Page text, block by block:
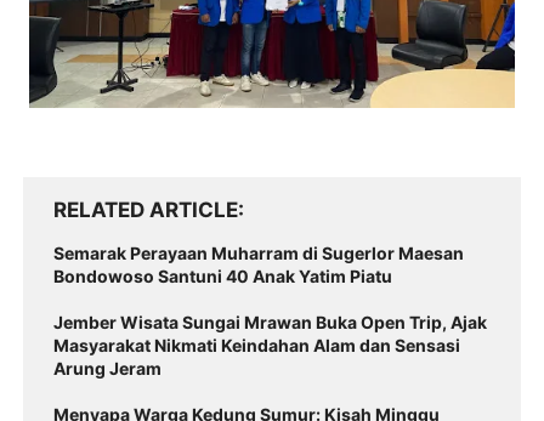
RELATED ARTICLE
Semarak Perayaan Muharram di Sugerlor Maesan
Bondowoso Santuni 40 Anak Yatim Piatu
Jember Wisata Sungai Mrawan Buka Open Trip, Ajak
Masyarakat Nikmati Keindahan Alam dan Sensasi
Arung Jeram
Menyapa Warga Kedung Sumur: Kisah Minggu